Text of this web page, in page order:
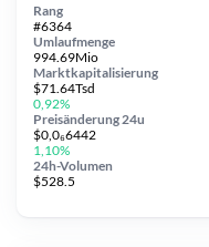
Umlaufmenge
994.69Mio
Preisänderung 24u
$0,0₆6442
1,10%
Marktkapitalisierung
$71.64Tsd
0,92%
24h-Volumen
$528.5
Rang
#6364